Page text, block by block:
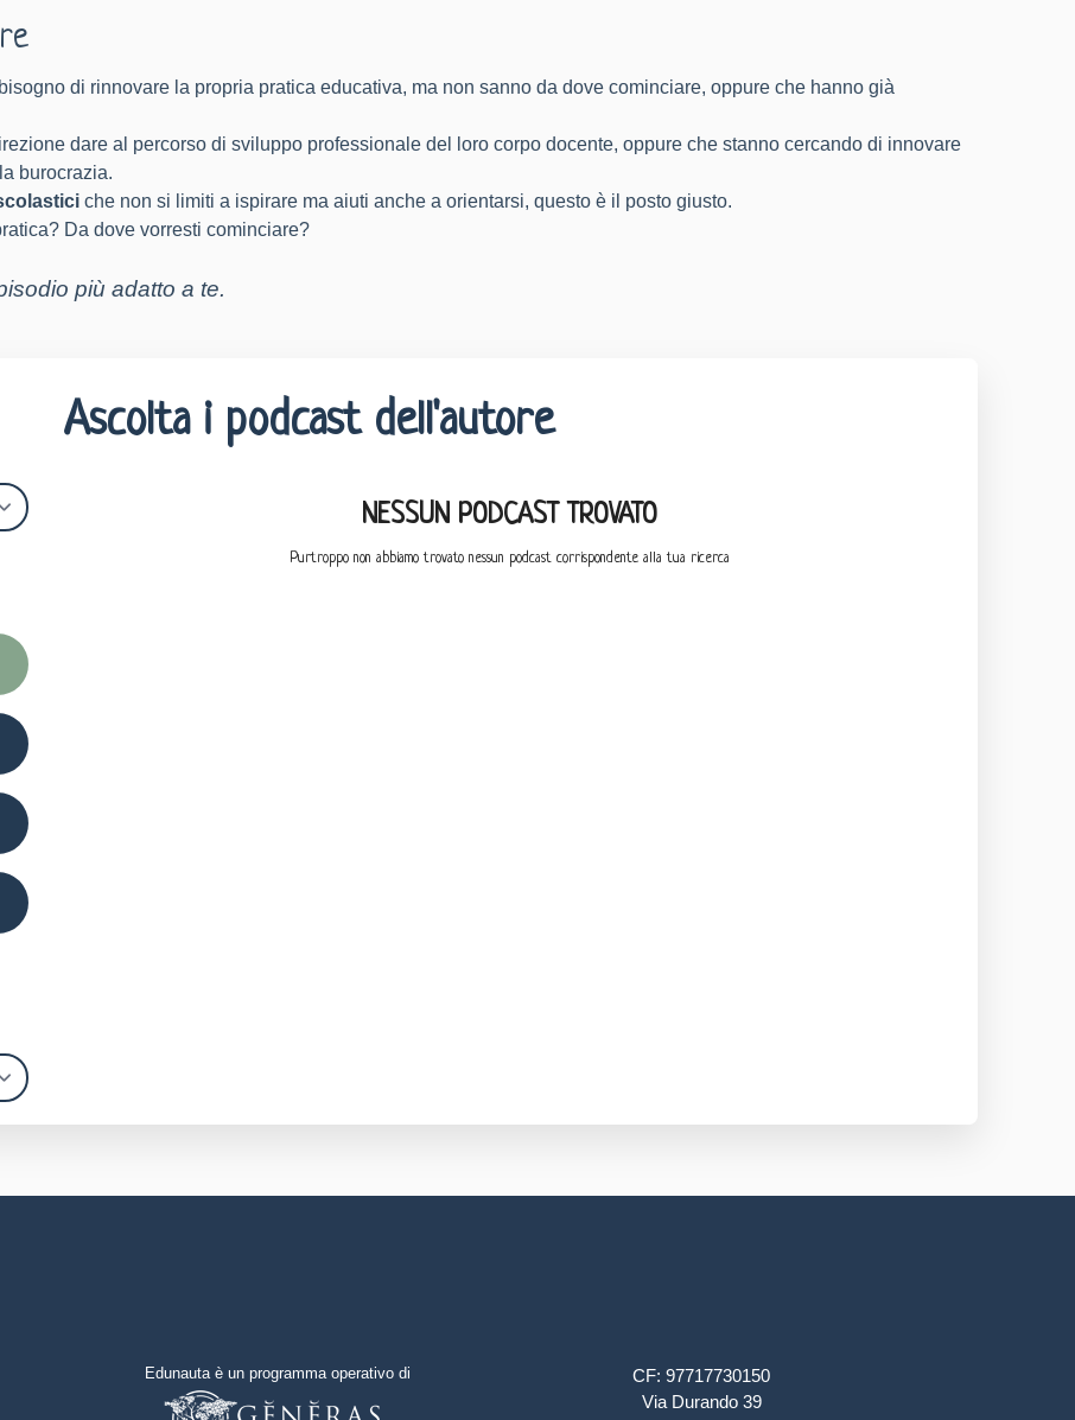
di rinnovare la propria pratica educativa, ma non sanno da dove cominciare, oppure che hanno già
dare al percorso di sviluppo professionale del loro corpo docente, oppure che stanno cercando di innovare
burocrazia.
che non si limiti a ispirare ma aiuti anche a orientarsi, questo è il posto giusto.
Da dove vorresti cominciare?
più adatto a te.
Ascolta i podcast dell'autore
NESSUN PODCAST TROVATO
Purtroppo non abbiamo trovato nessun podcast corrispondente alla tua ricerca
Edunauta è un programma operativo di
CF: 97717730150
Via Durando 39